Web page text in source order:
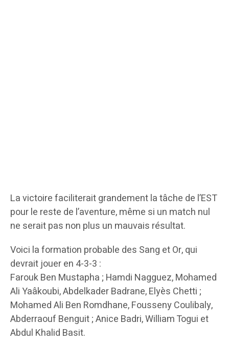
La victoire faciliterait grandement la tâche de l’EST
pour le reste de l’aventure, même si un match nul
ne serait pas non plus un mauvais résultat.
Voici la formation probable des Sang et Or, qui
devrait jouer en 4-3-3 :
Farouk Ben Mustapha ; Hamdi Nagguez, Mohamed
Ali Yaâkoubi, Abdelkader Badrane, Elyès Chetti ;
Mohamed Ali Ben Romdhane, Fousseny Coulibaly,
Abderraouf Benguit ; Anice Badri, William Togui et
Abdul Khalid Basit.